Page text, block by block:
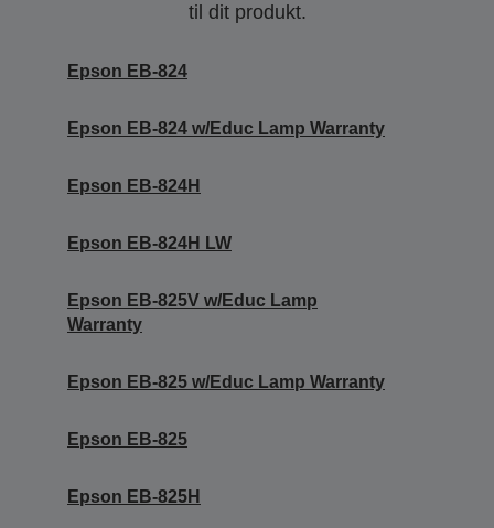
til dit produkt.
Epson EB-824
Epson EB-824 w/Educ Lamp Warranty
Epson EB-824H
Epson EB-824H LW
Epson EB-825V w/Educ Lamp
Warranty
Epson EB-825 w/Educ Lamp Warranty
Epson EB-825
Epson EB-825H